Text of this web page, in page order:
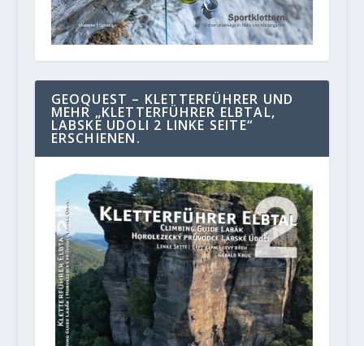
GEOQUEST – KLETTERFÜHRER UND
MEHR „KLETTERFÜHRER ELBTAL,
LABSKE UDOLI 2 LINKE SEITE“
ERSCHIENEN.